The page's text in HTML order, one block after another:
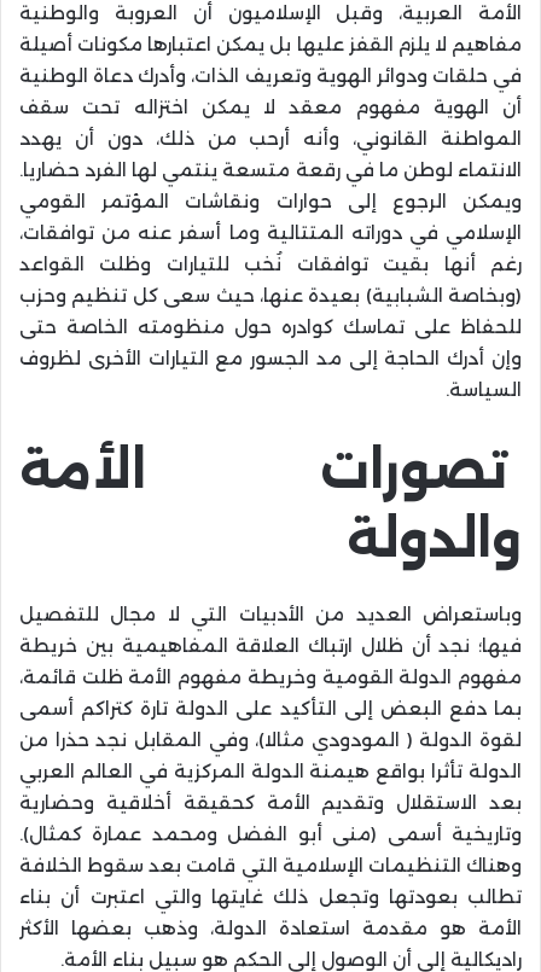
الأمة العربية، وقبل الإسلاميون أن العروبة والوطنية
مفاهيم لا يلزم القفز عليها بل يمكن اعتبارها مكونات أصيلة
في حلقات ودوائر الهوية وتعريف الذات، وأدرك دعاة الوطنية
أن الهوية مفهوم معقد لا يمكن اختزاله تحت سقف
المواطنة القانوني، وأنه أرحب من ذلك، دون أن يهدد
الانتماء لوطن ما في رقعة متسعة ينتمي لها الفرد حضاريا.
ويمكن الرجوع إلى حوارات ونقاشات المؤتمر القومي
الإسلامي في دوراته المتتالية وما أسفر عنه من توافقات،
رغم أنها بقيت توافقات نُخب للتيارات وظلت القواعد
(وبخاصة الشبابية) بعيدة عنها، حيث سعى كل تنظيم وحزب
للحفاظ على تماسك كوادره حول منظومته الخاصة حتى
وإن أدرك الحاجة إلى مد الجسور مع التيارات الأخرى لظروف
السياسة.
تصورات الأمة
والدولة
وباستعراض العديد من الأدبيات التي لا مجال للتفصيل
فيها؛ نجد أن ظلال ارتباك العلاقة المفاهيمية بين خريطة
مفهوم الدولة القومية وخريطة مفهوم الأمة ظلت قائمة،
بما دفع البعض إلى التأكيد على الدولة تارة كتراكم أسمى
لقوة الدولة ( المودودي مثالا)، وفي المقابل نجد حذرا من
الدولة تأثرا بواقع هيمنة الدولة المركزية في العالم العربي
بعد الاستقلال وتقديم الأمة كحقيقة أخلاقية وحضارية
وتاريخية أسمى (منى أبو الفضل ومحمد عمارة كمثال).
وهناك التنظيمات الإسلامية التي قامت بعد سقوط الخلافة
تطالب بعودتها وتجعل ذلك غايتها والتي اعتبرت أن بناء
الأمة هو مقدمة استعادة الدولة، وذهب بعضها الأكثر
راديكالية إلى أن الوصول إلى الحكم هو سبيل بناء الأمة.